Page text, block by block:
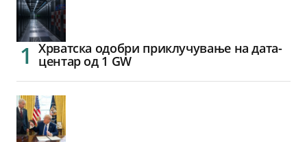
Хрватска одобри приклучување на дата-
центар од 1 GW